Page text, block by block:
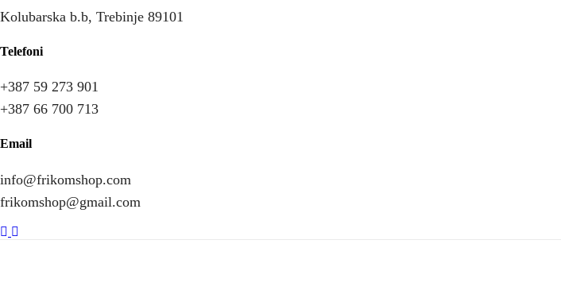
Kolubarska b.b, Trebinje 89101
Telefoni
+387 59 273 901
+387 66 700 713
Email
info@frikomshop.com
frikomshop@gmail.com